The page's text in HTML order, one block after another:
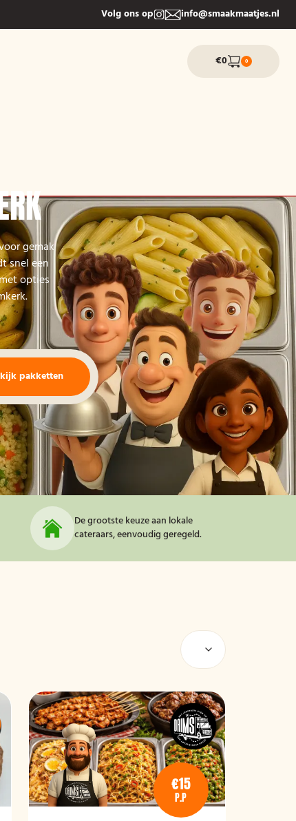
Volg ons op info@smaakmaatjes.nl
€0 0
gemak
snel een
opties
pakketten
De grootste keuze aan lokale
cateraars, eenvoudig geregeld.
€15
P.P